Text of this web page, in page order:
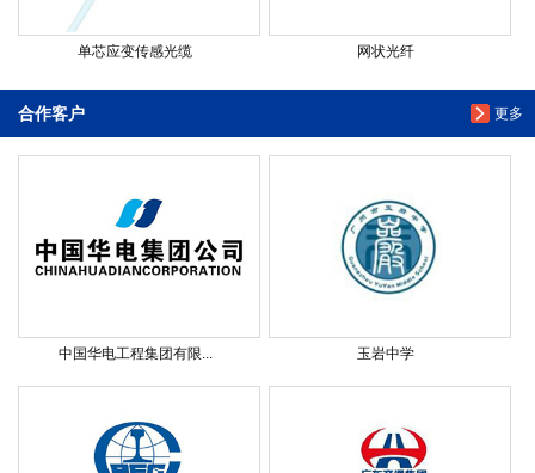
单芯应变传感光缆 网状光纤
更多
合作客户
中国华电工程集团有限... 玉岩中学